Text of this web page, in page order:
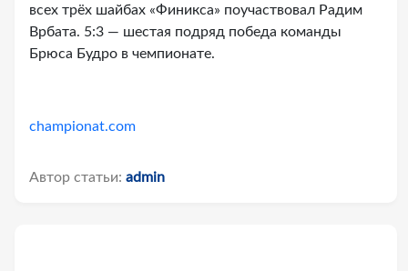
всех трёх шайбах «Финикса» поучаствовал Радим
Врбата. 5:3 — шестая подряд победа команды
Брюса Будро в чемпионате.
championat.com
Автор статьи: admin